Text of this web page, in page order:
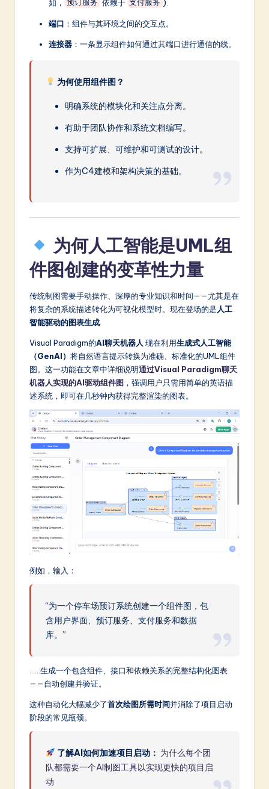
如， 预订服务 依赖于 支付服务 ).
端口 ：组件与其环境之间的交互点。
连接器 ：一条显示组件如何通过其端口进行通信的线。
为何使用组件图？
明确系统的模块化和关注点分离。
有助于团队协作和系统文档编写。
支持可扩展、可维护和可测试的设计。
作为C4建模和架构决策的基础。
为何人工智能是UML组
件图创建的变革性力量
传统制图需要手动操作、深厚的专业知识和时间——尤其是在
将复杂的系统描述转化为可视化模型时。现在登场的是 人工
智能驱动的图表生成
Visual Paradigm的AI聊天机器人 现在利用生成式人工智能
（GenAI） 将自然语言提示转换为准确、标准化的UML组件
图。这一功能在文章中详细说明通过Visual Paradigm聊天
机器人实现的AI驱动组件图 ，强调用户只需用简单的英语描
述系统，即可在几秒钟内获得完整渲染的图表。
例如，输入：
“为一个停车场预订系统创建一个组件图，包
含用户界面、预订服务、支付服务和数据
库。”
……生成一个包含组件、接口和依赖关系的完整结构化图表
——自动创建并验证。
这种自动化大幅减少了首次绘图所需时间并消除了项目启动
阶段的常见瓶颈。
了解AI如何加速项目启动： 为什么每个团
队都需要一个AI制图工具以实现更快的项目启
动